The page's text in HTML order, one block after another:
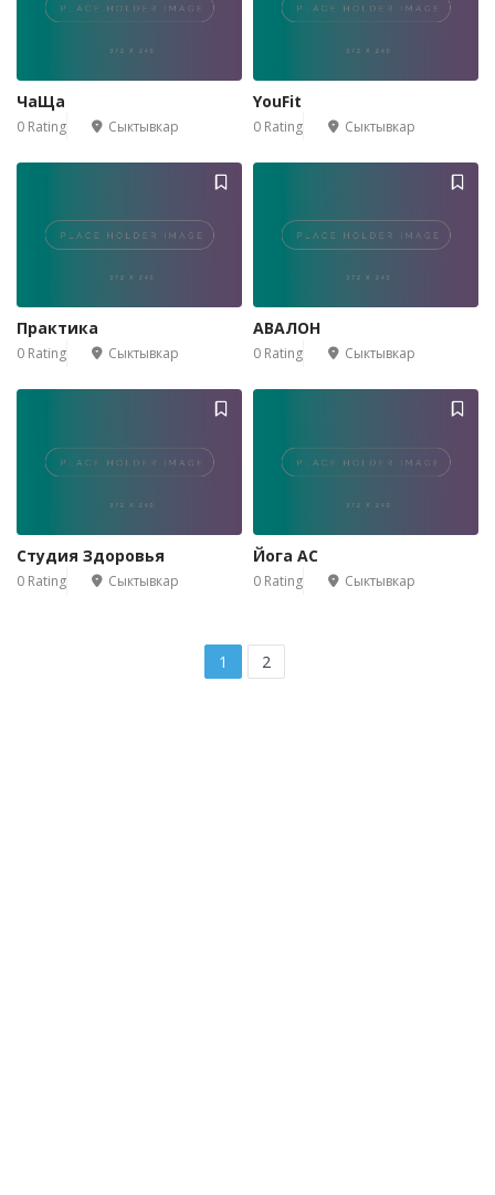
ЧаЩа
0 Rating Сыктывкар
YouFit
0 Rating Сыктывкар
Практика
0 Rating Сыктывкар
АВАЛОН
0 Rating Сыктывкар
Студия Здоровья
0 Rating Сыктывкар
Йога АС
0 Rating Сыктывкар
1 2